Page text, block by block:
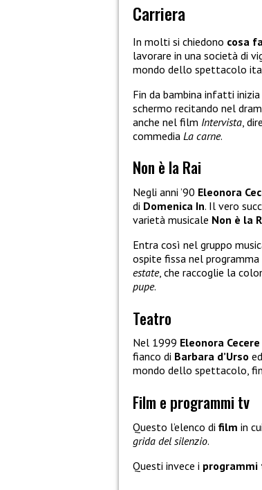
Carriera
In molti si chiedono cosa
lavorare in una società di
mondo dello spettacolo
Fin da bambina infatti
schermo recitando nel
anche nel film Intervista ,
commedia La carne.
Non è la Rai
Negli anni ’90 Eleonora
di Domenica In. Il vero
varietà musicale Non è la
Entra così nel gruppo
ospite fissa nel programma
estate, che raccoglie la
pupe.
Teatro
Nel 1999 Eleonora Cecere
fianco di Barbara d’Urso ed
mondo dello spettacolo,
Film e programmi tv
Questo l’elenco di film in
grida del silenzio.
Questi invece i programmi